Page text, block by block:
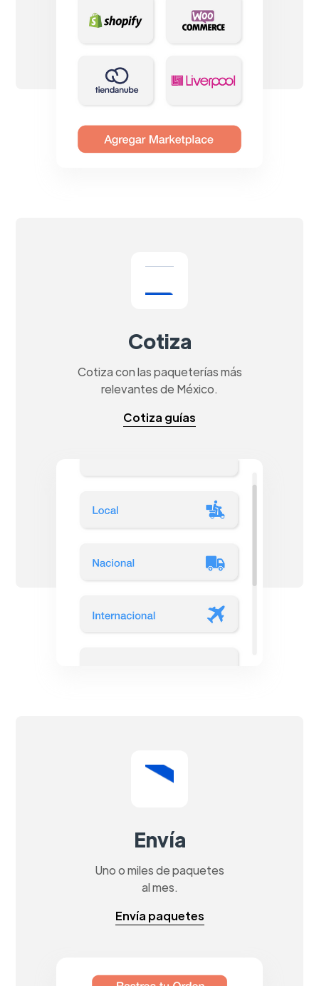
Cotiza
Cotiza con las paqueterías más
relevantes de México.
Cotiza guías
Envía
Uno o miles de paquetes
al mes.
Envía paquetes